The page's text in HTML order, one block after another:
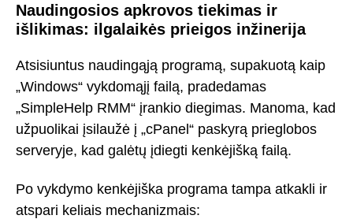
Naudingosios apkrovos tiekimas ir
išlikimas: ilgalaikės prieigos inžinerija
Atsisiuntus naudingąją programą, supakuotą kaip
„Windows“ vykdomąjį failą, pradedamas
„SimpleHelp RMM“ įrankio diegimas. Manoma, kad
užpuolikai įsilaužė į „cPanel“ paskyrą prieglobos
serveryje, kad galėtų įdiegti kenkėjišką failą.
Po vykdymo kenkėjiška programa tampa atkakli ir
atspari keliais mechanizmais: